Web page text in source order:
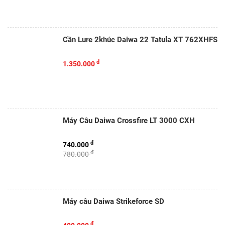
Cần Lure 2khúc Daiwa 22 Tatula XT 762XHFS
1.350.000 đ
Máy Câu Daiwa Crossfire LT 3000 CXH
780.000đ
740.000 đ
Máy câu Daiwa Strikeforce SD
đ